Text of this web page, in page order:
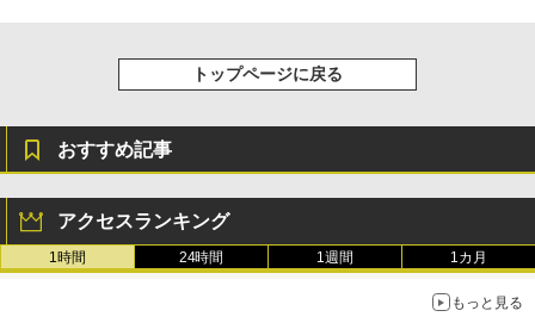
トップページに戻る
おすすめ記事
アクセスランキング
1時間 24時間 1週間 1カ月
もっと見る